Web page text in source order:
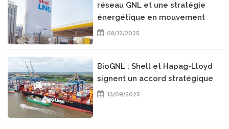
réseau GNL et une stratégie
énergétique en mouvement
08/12/2025
BioGNL : Shell et Hapag-Lloyd
signent un accord stratégique
13/09/2025